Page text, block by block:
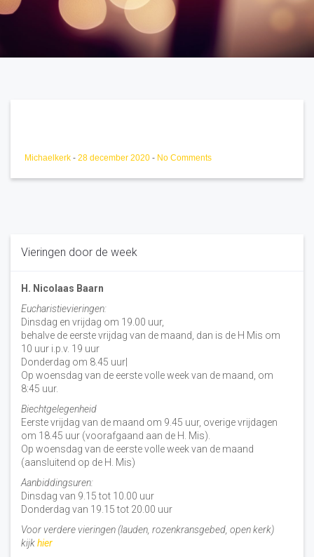
Michaelkerk - 28 december 2020 - No Comments
Vieringen door de week
H. Nicolaas Baarn
Eucharistievieringen:
Dinsdag en vrijdag om 19.00 uur,
behalve de eerste vrijdag van de maand, dan is de H Mis om
10 uur i.p.v. 19 uur
Donderdag om 8.45 uur|
Op woensdag van de eerste volle week van de maand, om
8:45 uur.
Biechtgelegenheid
Eerste vrijdag van de maand om 9.45 uur, overige vrijdagen
om 18.45 uur (voorafgaand aan de H. Mis).
Op woensdag van de eerste volle week van de maand
(aansluitend op de H. Mis)
Aanbiddingsuren:
Dinsdag van 9.15 tot 10.00 uur
Donderdag van 19.15 tot 20.00 uur
Voor verdere vieringen (lauden, rozenkransgebed, open kerk)
kijkhier